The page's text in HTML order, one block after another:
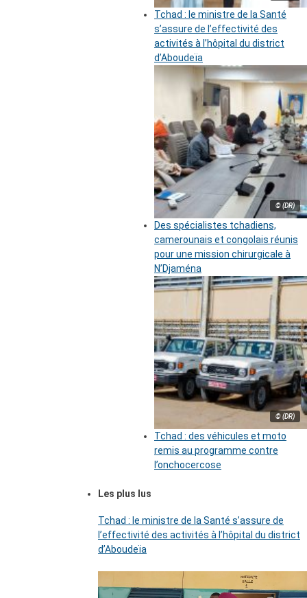
Tchad : le ministre de la Santé
s’assure de l’effectivité des
activités à l’hôpital du district
d’Aboudeïa
© (DR)
Des spécialistes tchadiens,
camerounais et congolais réunis
pour une mission chirurgicale à
N’Djaména
© (DR)
Tchad : des véhicules et moto
remis au programme contre
l’onchocercose
Les plus lus
Tchad : le ministre de la Santé s’assure de
l’effectivité des activités à l’hôpital du district
d’Aboudeïa